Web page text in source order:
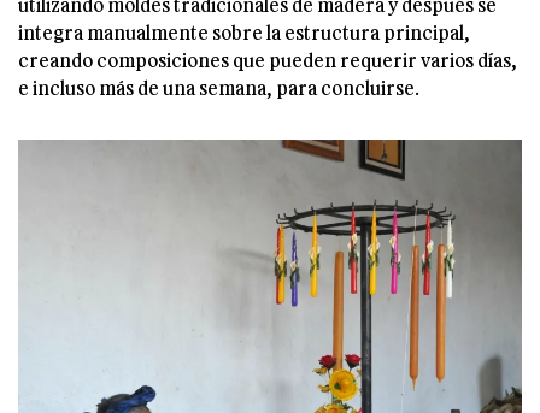
integra manualmente sobre la estructura principal,
creando composiciones que pueden requerir varios días,
e incluso más de una semana, para concluirse.